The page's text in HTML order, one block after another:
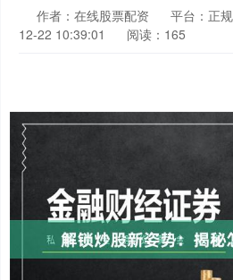
作者：在线股票配资 平台：正
12-22 10:39:01
阅读：165